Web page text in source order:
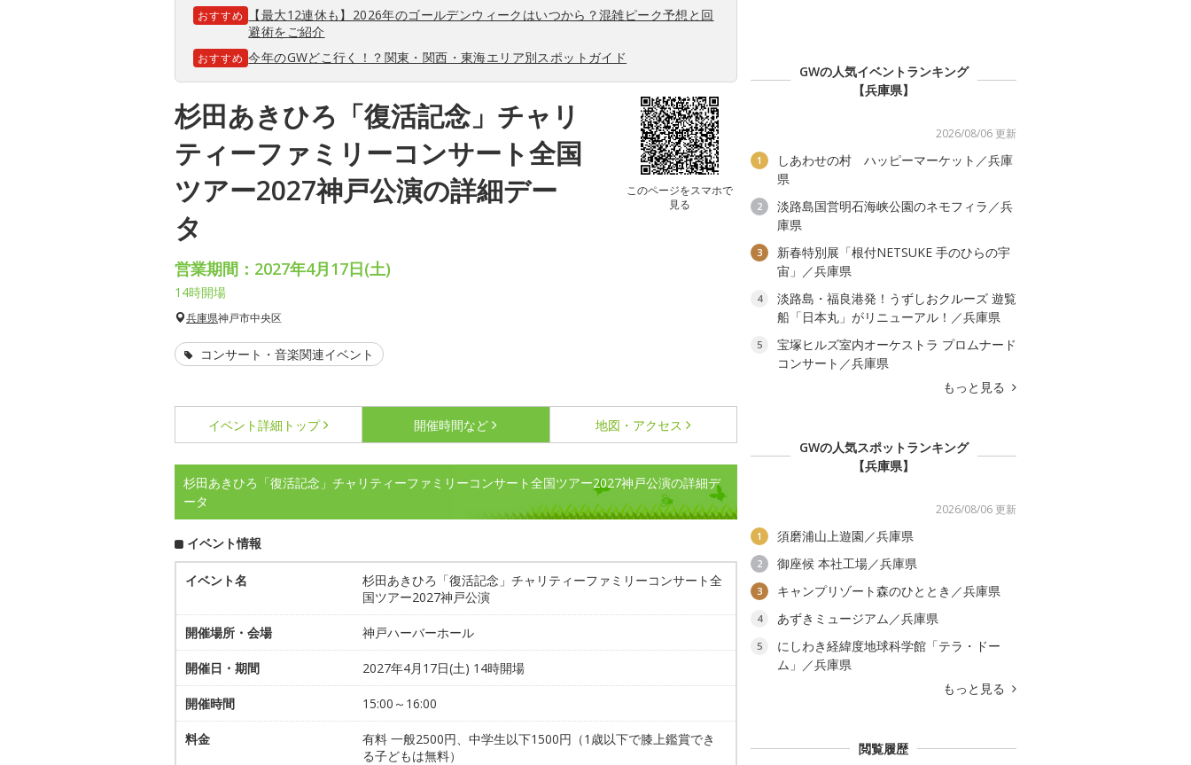
おすすめ
【最大12連休も】2026年のゴールデンウィークはいつから？混雑ピーク予想と回
避術をご紹介
おすすめ 今年のGWどこ行く！？関東・関西・東海エリア別スポットガイド
杉田あきひろ「復活記念」チャリ
ティーファミリーコンサート全国
ツアー2027神戸公演の詳細デー
タ
このページをスマホで
見る
営業期間：2027年4月17日(土)
14時開場
兵庫県神戸市中央区
コンサート・音楽関連イベント
イベント詳細 トップ 開催時間など 地図・アクセス
杉田あきひろ「復活記念」チャリティーファミリーコンサート全国ツアー2027神戸公演の詳細デ
ータ
イベント情報
イベント名
杉田あきひろ「復活記念」チャリティーファミリーコンサート全
国ツアー2027神戸公演
開催場所・会場 神戸ハーバーホール
開催日・期間 2027年4月17日(土) 14時開場
開催時間 15:00～16:00
料金
有料 一般2500円、中学生以下1500円（1歳以下で膝上鑑賞でき
る子どもは無料）
GWの人気イベントランキング
【兵庫県】
2026/08/06 更新
1
しあわせの村 ハッピーマーケット／兵庫
県
2
淡路島国営明石海峡公園のネモフィラ／兵
庫県
3
新春特別展「根付NETSUKE 手のひらの宇
宙」／兵庫県
4
淡路島・福良港発！うずしおクルーズ 遊覧
船「日本丸」がリニューアル！／兵庫県
5
宝塚ヒルズ室内オーケストラ プロムナード
コンサート／兵庫県
もっと見る
GWの人気スポットランキング
【兵庫県】
2026/08/06 更新
1 須磨浦山上遊園／兵庫県
2 御座候 本社工場／兵庫県
3 キャンプリゾート森のひととき／兵庫県
4 あずきミュージアム／兵庫県
5
にしわき経緯度地球科学館「テラ・ドー
ム」／兵庫県
もっと見る
閲覧履歴